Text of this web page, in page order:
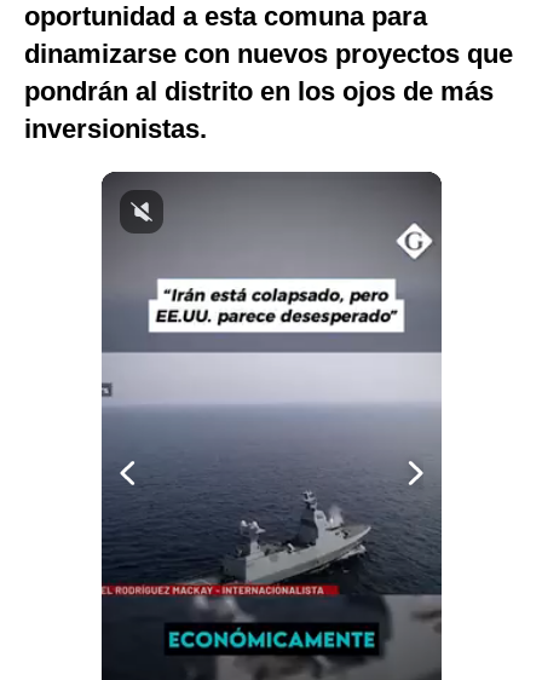
Fotogalerías
gestion.pe
Privacidad
oportunidad a esta comuna para
dinamizarse con nuevos proyectos que
pondrán al distrito en los ojos de más
inversionistas.